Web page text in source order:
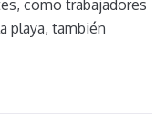
como trabajadores
playa, también